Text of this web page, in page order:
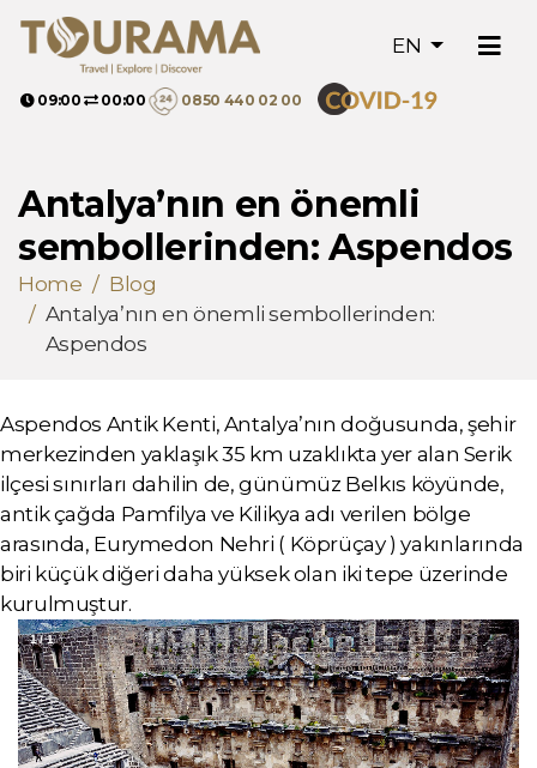
EN
09:00 00:00 0850 440 02 00
Antalya’nın en önemli
sembollerinden: Aspendos
Home
Blog
Antalya’nın en önemli sembollerinden:
Aspendos
Aspendos Antik Kenti, Antalya’nın doğusunda, şehir
merkezinden yaklaşık 35 km uzaklıkta yer alan Serik
ilçesi sınırları dahilin de, günümüz Belkıs köyünde,
antik çağda Pamfilya ve Kilikya adı verilen bölge
arasında, Eurymedon Nehri ( Köprüçay ) yakınlarında
biri küçük diğeri daha yüksek olan iki tepe üzerinde
kurulmuştur.
1/1